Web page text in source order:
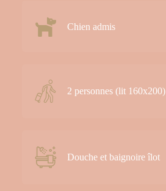
Chien admis
2 personnes (lit 160x200)
Douche et baignoire îlot